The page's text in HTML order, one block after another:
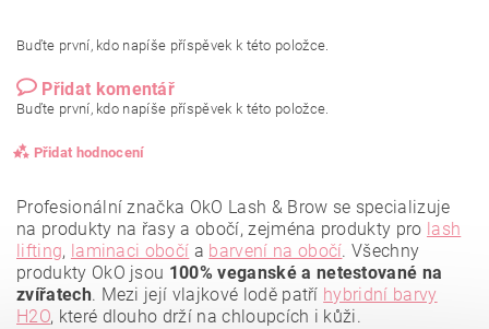
Buďte první, kdo napíše příspěvek k této položce.
Přidat komentář
Buďte první, kdo napíše příspěvek k této položce.
Přidat hodnocení
Profesionální značka OkO Lash & Brow se specializuje
na produkty na řasy a obočí, zejména produkty pro lash
lifting, laminaci obočí a barvení na obočí. Všechny
produkty OkO jsou 100% veganské a netestované na
zvířatech. Mezi její vlajkové lodě patří hybridní barvy
H2O, které dlouho drží na chloupcích i kůži.